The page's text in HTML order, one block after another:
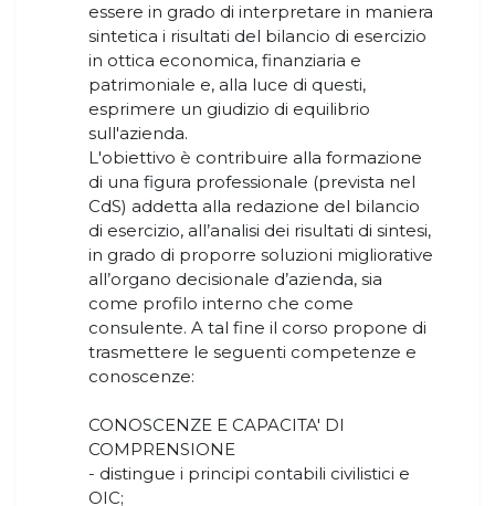
essere in grado di interpretare in maniera
sintetica i risultati del bilancio di esercizio
in ottica economica, finanziaria e
patrimoniale e, alla luce di questi,
esprimere un giudizio di equilibrio
sull'azienda.
L'obiettivo è contribuire alla formazione
di una figura professionale (prevista nel
CdS) addetta alla redazione del bilancio
di esercizio, all’analisi dei risultati di sintesi,
in grado di proporre soluzioni migliorative
all’organo decisionale d’azienda, sia
come profilo interno che come
consulente. A tal fine il corso propone di
trasmettere le seguenti competenze e
conoscenze:
CONOSCENZE E CAPACITA' DI
COMPRENSIONE
- distingue i principi contabili civilistici e
OIC;